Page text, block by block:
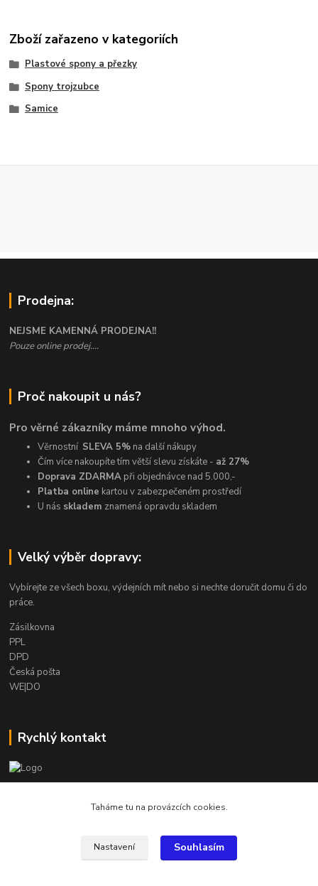
Zboží zařazeno v kategoriích
Plastové spony a přezky
Spony trojzubce
Samice
Prodejna:
NEJSME KAMENNÁ PRODEJNA!!
Pouze online prodej....
Proč nakoupit u nás?
Pro věrné zákazníky máme mnoho výhod.
Věrnostní SLEVA 5% na další nákupy
Čím více nakoupíte tím větší slevu získáte - až 27%
Doprava ZDARMA při objednávce nad 5.000,-
Platba online kartou v zabezpečeném prostředí
U nás skladem znamená opravdu skladem
Velký výběr dopravy:
Vybírejte ze všech boxu, výdejních mít nebo si nechte doručit domu či do
práce.
Zásilkovna
PPL
DPD
Česká pošta
WE|DO
Rychlý kontakt
info@armygalanterie.czTaháme tu na provázcích cookies.
Nastavení Souhlasím